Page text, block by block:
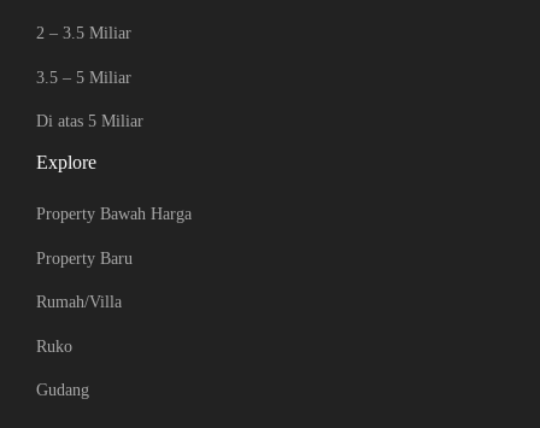
2 – 3.5 Miliar
3.5 – 5 Miliar
Di atas 5 Miliar
Explore
Property Bawah Harga
Property Baru
Rumah/Villa
Ruko
Gudang